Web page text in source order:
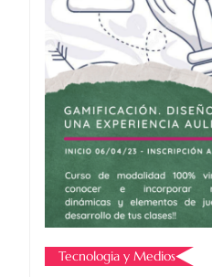
Tecnologia y Medios